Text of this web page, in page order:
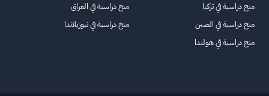
منح دراسية في تركيا
منح دراسية في الصين
منح دراسية في هولندا
منح دراسية في العراق
منح دراسية في نيوزيلاندا